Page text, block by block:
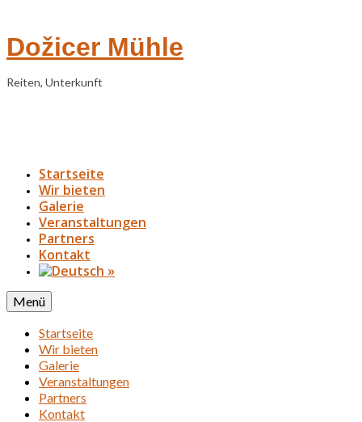
Dožicer Mühle
Reiten, Unterkunft
Startseite
Wir bieten
Galerie
Veranstaltungen
Partners
Kontakt
»
Menü
Startseite
Wir bieten
Galerie
Veranstaltungen
Partners
Kontakt